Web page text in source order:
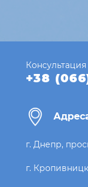
+38
г. Днепр,
г.